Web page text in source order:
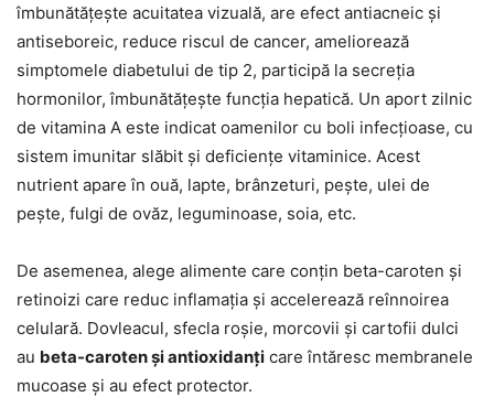
îmbunătățește acuitatea vizuală, are efect antiacneic și
antiseboreic, reduce riscul de cancer, ameliorează
simptomele diabetului de tip 2, participă la secreția
hormonilor, îmbunătățește funcția hepatică. Un aport zilnic
de vitamina A este indicat oamenilor cu boli infecțioase, cu
sistem imunitar slăbit și deficiențe vitaminice. Acest
nutrient apare în ouă, lapte, brânzeturi, pește, ulei de
pește, fulgi de ovăz, leguminoase, soia, etc.
De asemenea, alege alimente care conțin beta-caroten și
retinoizi care reduc inflamația și accelerează reînnoirea
celulară. Dovleacul, sfecla roșie, morcovii și cartofii dulci
au beta-caroten și antioxidanți care întăresc membranele
mucoase și au efect protector.